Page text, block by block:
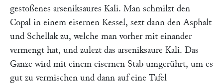
gestoßenes arseniksaures Kali. Man schmilzt den
Copal in einem eisernen Kessel, sezt dann den Asphalt
und Schellak zu, welche man vorher mit einander
vermengt hat, und zulezt das arseniksaure Kali. Das
Ganze wird mit einem eisernen Stab umgerührt, um es
gut zu vermischen und dann auf eine Tafel